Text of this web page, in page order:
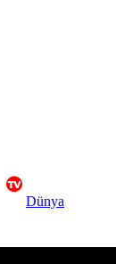
Dünya